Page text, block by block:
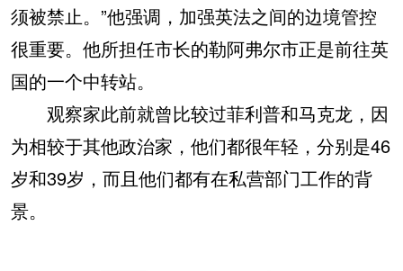
须被禁止。”他强调，加强英法之间的边境管控
很重要。他所担任市长的勒阿弗尔市正是前往英
国的一个中转站。
观察家此前就曾比较过菲利普和马克龙，因
为相较于其他政治家，他们都很年轻，分别是46
岁和39岁，而且他们都有在私营部门工作的背
景。